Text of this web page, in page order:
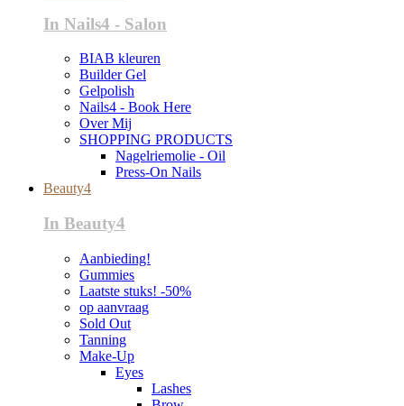
In Nails4 - Salon
BIAB kleuren
Builder Gel
Gelpolish
Nails4 - Book Here
Over Mij
SHOPPING PRODUCTS
Nagelriemolie - Oil
Press-On Nails
Beauty4
In Beauty4
Aanbieding!
Gummies
Laatste stuks! -50%
op aanvraag
Sold Out
Tanning
Make-Up
Eyes
Lashes